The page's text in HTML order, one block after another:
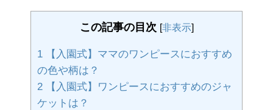
この記事の目次 [非表示]
1 【入園式】ママのワンピースにおすすめ
の色や柄は？
2 【入園式】ワンピースにおすすめのジャ
ケットは？